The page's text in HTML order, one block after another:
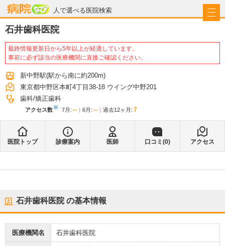
人で選べる医院検索
病院なび
石井歯科医院
最終情報更新日から5年以上が経過しています。
事前に必ず該当の医療機関に直接ご確認ください。
新中野駅(駅から南に約200m)
東京都中野区本町4丁目38-18 ウイング中野201
歯科 矯正歯科
アクセス数※ 7月 : -- 6月 : -- 過去12ヶ月: 7
医院トップ 診療案内 医師 口コミ(0) アクセス
石井歯科医院の基本情報
医療機関名 石井歯科医院